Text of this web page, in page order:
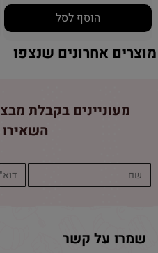
הוסף לסל
מוצרים אחרונים שנצפו
מעוניינים בקבלת
שמרו על קשר